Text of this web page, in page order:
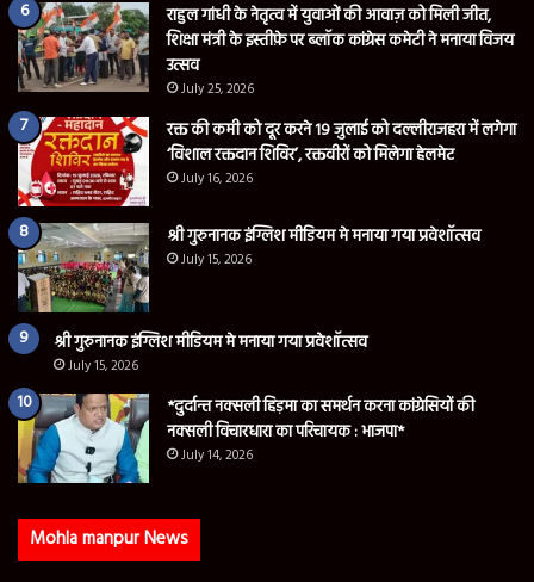
राहुल गांधी के नेतृत्व में युवाओं की आवाज़ को मिली जीत,
शिक्षा मंत्री के इस्तीफ़े पर ब्लॉक कांग्रेस कमेटी ने मनाया विजय
उत्सव
July 25, 2026
रक्त की कमी को दूर करने 19 जुलाई को दल्लीराजहरा में लगेगा
‘विशाल रक्तदान शिविर’, रक्तवीरों को मिलेगा हेलमेट
July 16, 2026
श्री गुरुनानक इंग्लिश मीडियम मे मनाया गया प्रवेशॉत्सव
July 15, 2026
श्री गुरुनानक इंग्लिश मीडियम मे मनाया गया प्रवेशॉत्सव
July 15, 2026
*दुर्दान्त नक्सली हिड़मा का समर्थन करना कांग्रेसियों की
नक्सली विचारधारा का परिचायक : भाजपा*
July 14, 2026
Mohla manpur News